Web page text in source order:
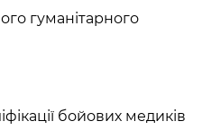
гуманітарного
бойових медиків